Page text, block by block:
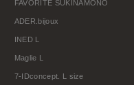
FAVORITE SUKINAMONO
ADER.bijoux
INED L
Maglie L
7-IDconcept. L size